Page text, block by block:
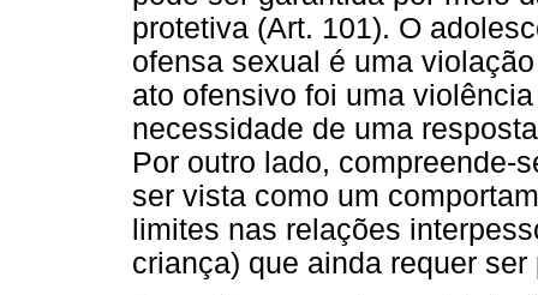
protetiva (Art. 101). O
ofensa sexual é uma
ato ofensivo foi uma
necessidade de uma
Por outro lado, compreende-
ser vista como um
limites nas relações
criança) que ainda requer